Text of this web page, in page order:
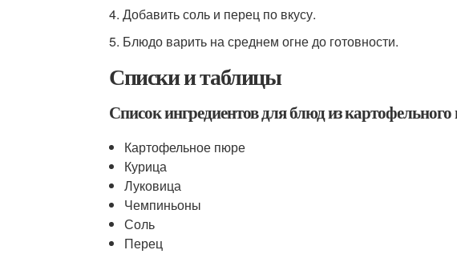
4. Добавить соль и перец по вкусу.
5. Блюдо варить на среднем огне до готовности.
Списки и таблицы
Список ингредиентов для блюд из
Картофельное пюре
Курица
Луковица
Чемпиньоны
Соль
Перец